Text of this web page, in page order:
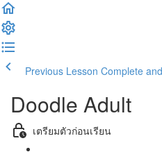
Previous Lesson Complete
Doodle Adult
เตรียมตัวก่อนเรียน